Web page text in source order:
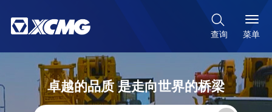

查询 菜单
卓越的品质 是走向世界的桥梁